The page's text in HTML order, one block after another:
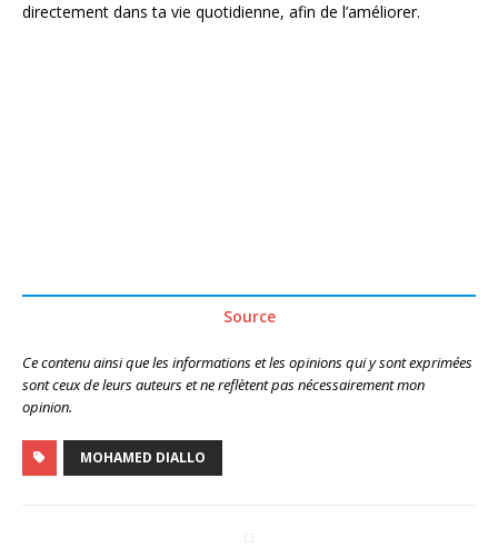
directement dans ta vie quotidienne, afin de l’améliorer.
Source
Ce contenu ainsi que les informations et les opinions qui y sont exprimées
sont ceux de leurs auteurs et ne reflètent pas nécessairement mon
opinion.
MOHAMED DIALLO